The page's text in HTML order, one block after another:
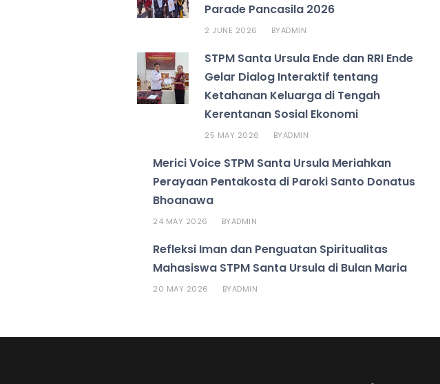
Parade Pancasila 2026
2 JUNE 2026 BYADMIN
STPM Santa Ursula Ende dan RRI Ende
Gelar Dialog Interaktif tentang
Ketahanan Keluarga di Tengah
Kerentanan Sosial Ekonomi
25 MAY 2026 BYADMIN
Merici Voice STPM Santa Ursula Meriahkan
Perayaan Pentakosta di Paroki Santo Donatus
Bhoanawa
24 MAY 2026 BYADMIN
Refleksi Iman dan Penguatan Spiritualitas
Mahasiswa STPM Santa Ursula di Bulan Maria
20 MAY 2026 BYADMIN